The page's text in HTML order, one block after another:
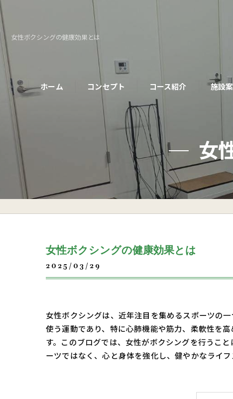
女性ボクシングの健康効果とは
ホーム コンセプト コース紹介
パーソナルコース
初めての方へ
施設
女
女性ボクシングの健康効果とは
2025/03/29
女性ボクシングは、近年注目を集めるスポーツの
使う運動であり、特に心肺機能や筋力、柔軟性を
す。このブログでは、女性がボクシングを行うこ
ーツではなく、心と身体を強化し、健やかなライ